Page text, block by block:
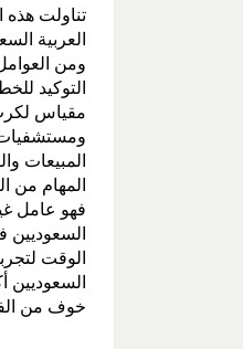
تناولت
العربية
ومن
ومستشفيات
المهام من
فهو عامل
السعوديين
الوقت
السعوديين
خوف من